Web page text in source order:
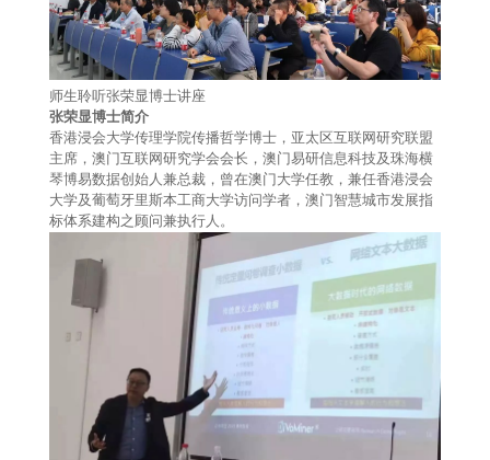
师生聆听张荣显博士讲座
张荣显博士简介
香港浸会大学传理学院传播哲学博士，亚太区互联网研究联盟
主席，澳门互联网研究学会会长，澳门易研信息科技及珠海横
琴博易数据创始人兼总裁，曾在澳门大学任教，兼任香港浸会
大学及葡萄牙里斯本工商大学访问学者，澳门智慧城市发展指
标体系建构之顾问兼执行人。